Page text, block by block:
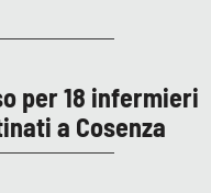
per 18 infermieri
a Cosenza